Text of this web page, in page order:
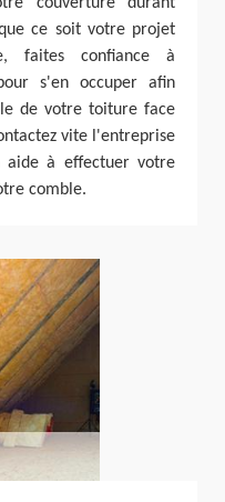
ce soit votre projet
faites confiance à
s'en occuper afin
de votre toiture face
vite l'entreprise
aide à effectuer votre
comble.